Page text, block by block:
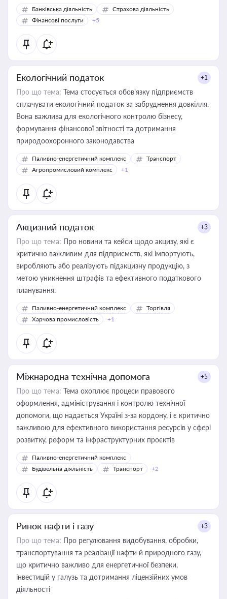
Банківська діяльність
Страхова діяльність
Фінансові послуги
+5
Екологічний податок +1
Про що тема: Тема стосується обов’язку підприємств
сплачувати екологічний податок за забруднення довкілля.
Вона важлива для екологічного контролю бізнесу,
формування фінансової звітності та дотримання
природоохоронного законодавства
Паливно-енергетичний комплекс
Транспорт
Агропромисловий комплекс
+1
Акцизний податок +3
Про що тема: Про новини та кейси щодо акцизу, які є
критично важливим для підприємств, які імпортують,
виробляють або реалізують підакцизну продукцію, з
метою уникнення штрафів та ефективного податкового
планування.
Паливно-енергетичний комплекс
Торгівля
Харчова промисловість
+1
Міжнародна технічна допомога +5
Про що тема: Тема охоплює процеси правового
оформлення, адміністрування і контролю технічної
допомоги, що надається Україні з-за кордону, і є критично
важливою для ефективного використання ресурсів у сфері
розвитку, реформ та інфраструктурних проєктів
Паливно-енергетичний комплекс
Будівельна діяльність
Транспорт +2
Ринок нафти і газу +3
Про що тема: Про регулювання видобування, обробки,
транспортування та реалізації нафти й природного газу,
що критично важливо для енергетичної безпеки,
інвестицій у галузь та дотримання ліцензійних умов
діяльності